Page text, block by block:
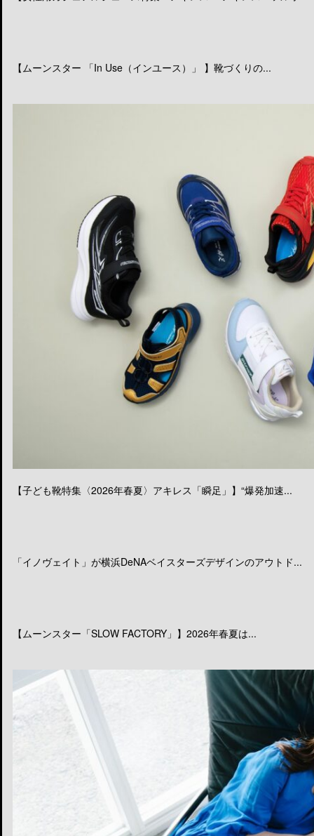
【ムーンスター 「In Use（インユース）」 】靴づくりの...
【子ども靴特集〈2026年春夏〉アキレス「瞬足」】“爆発加速...
「イノヴェイト」が横浜DeNAベイスターズデザインのアウトド...
【ムーンスター「SLOW FACTORY」】2026年春夏は...